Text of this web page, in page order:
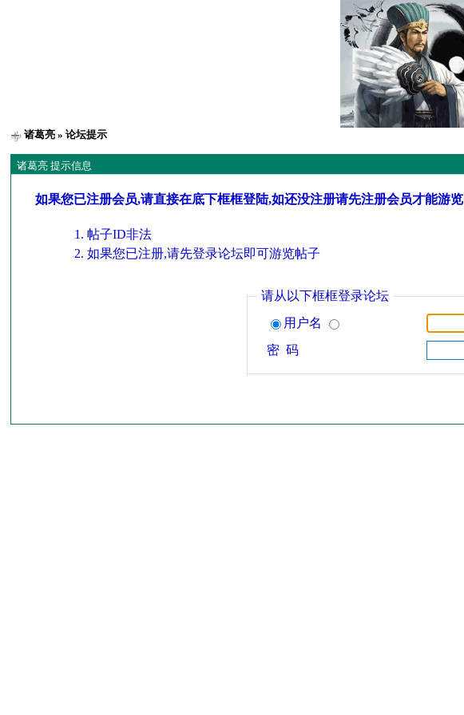
诸葛亮 » 论坛提示
诸葛亮 提示信息
如果您已注册会员,请直接在底下框框登陆,如还没注册请先注册会员才能游览
帖子ID非法
如果您已注册,请先登录论坛即可游览帖子
请从以下框框登录论坛
用户名
密 码